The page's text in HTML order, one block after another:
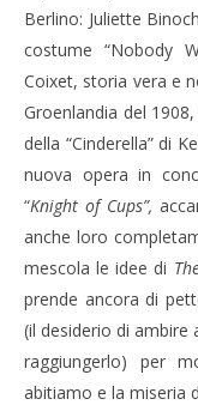
Berlino: Juliette
costume “Nobody
Coixet, storia vera e
Groenlandia del
della “Cinderella” di
nuova opera in
“Knight of Cups”,
anche loro
mescola le idee di
prende ancora di
(il desiderio di ambire
raggiungerlo) per
abitiamo e la miseria